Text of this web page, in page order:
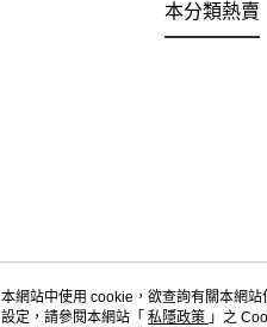
本分類熱賣
本網站中使用 cookie，欲查詢有關本網
設定，請參閱本網站「 私隱政策 」之